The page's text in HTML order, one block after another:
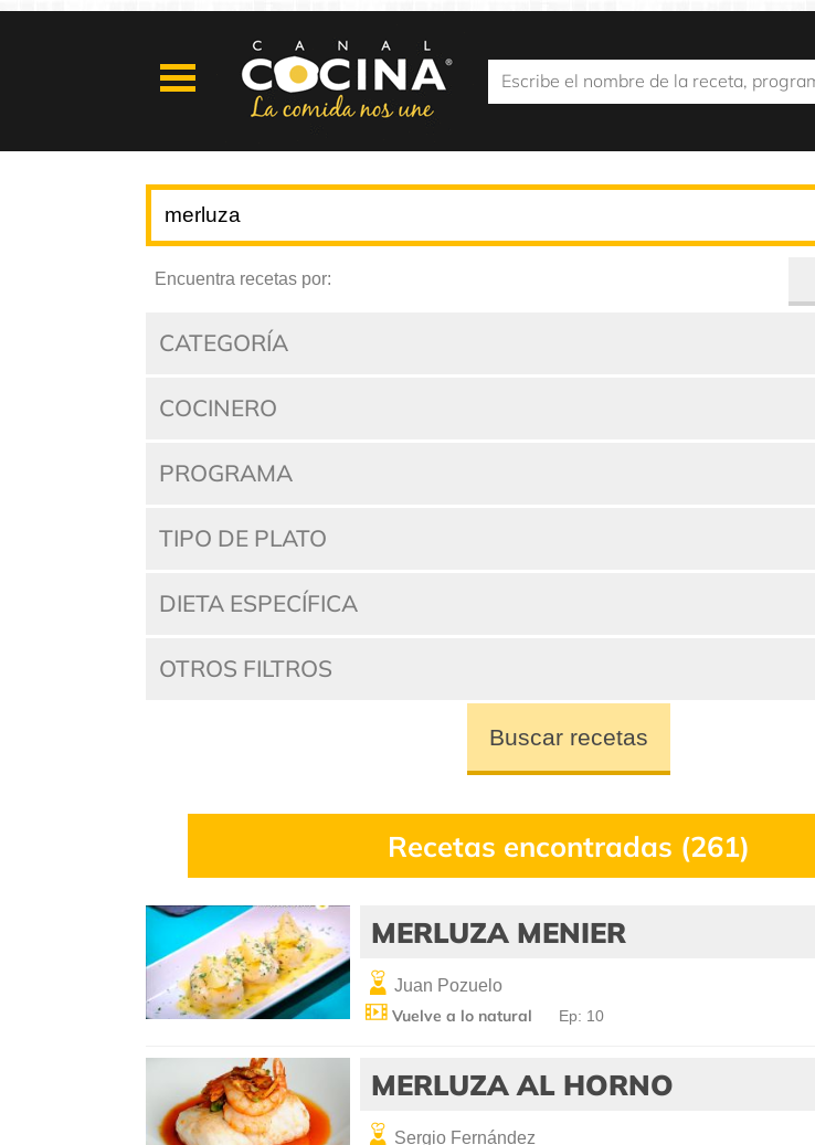
Encuentra recetas por:
CATEGORÍA
COCINERO
PROGRAMA
TIPO DE PLATO
DIETA ESPECÍFICA
OTROS FILTROS
Buscar recetas
Recetas encontradas (261)
MERLUZA MENIER
Juan Pozuelo
Vuelve a lo natural Ep: 10
MERLUZA AL HORNO
Sergio Fernández